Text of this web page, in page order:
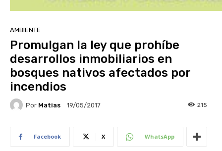
AMBIENTE
Promulgan la ley que prohíbe
desarrollos inmobiliarios en
bosques nativos afectados por
incendios
Por Matias 19/05/2017 215
Facebook X WhatsApp